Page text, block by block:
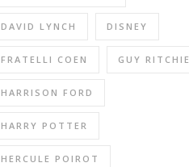
DAVID LYNCH DISNEY
FRATELLI COEN GUY RITCHIE
HARRISON FORD
HARRY POTTER
HERCULE POIROT